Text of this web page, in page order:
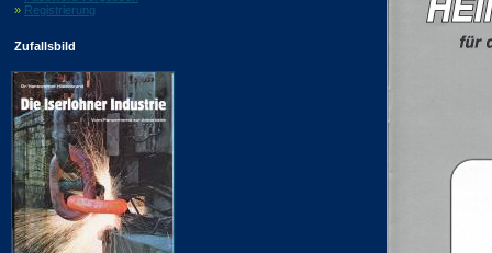
» Registrierung
Zufallsbild